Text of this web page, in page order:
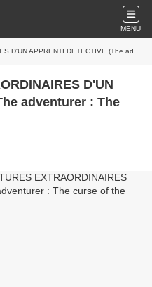
MENU
DETECTIVE (The adventurer : The curse of the Midas box)
D'UN
adventurer : The